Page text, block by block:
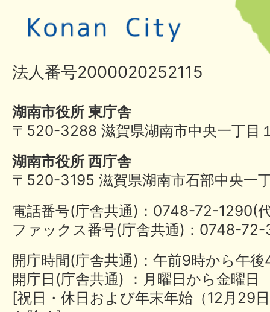
法人番号2000020252115
湖南市役所 東庁舎
〒520-3288 滋賀県湖南市中央一丁目
湖南市役所 西庁舎
〒520-3195 滋賀県湖南市石部中央一
電話番号(庁舎共通)：0748-72-
ファックス番号(庁舎共通)：0748-
開庁時間(庁舎共通)：午前9時から午
開庁日(庁舎共通) ：月曜日から金曜日
[祝日・休日および年末年始（12月29